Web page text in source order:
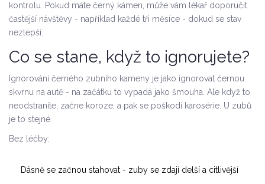
kontrolu. Pokud máte černý kámen, může vám lékař doporučit
častější návštěvy - například každé tři měsíce - dokud se stav
nezlepší.
Co se stane, když to ignorujete?
Ignorování černého zubního kameny je jako ignorovat černou
skvrnu na autě - na začátku to vypadá jako šmouha. Ale když to
neodstraníte, začne koroze, a pak se poškodí karosérie. U zubů
je to stejné.
Bez léčby:
Dásně se začnou stahovat - zuby se zdají delší a citlivější